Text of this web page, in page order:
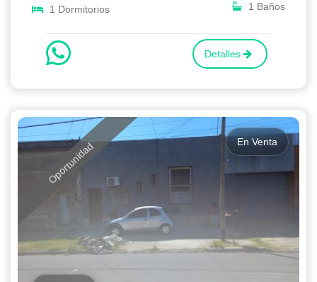
1 Dormitorios 1 Baños
Detalles
Oportunidad En Venta